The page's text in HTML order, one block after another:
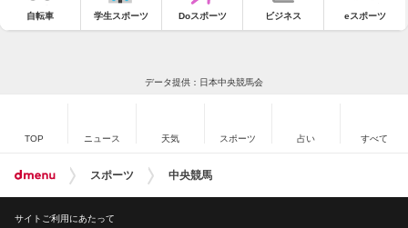
自転車 学生スポーツ Doスポーツ ビジネス eスポーツ
データ提供：日本中央競馬会
TOP ニュース 天気 スポーツ 占い すべて
スポーツ 中央競馬
サイトご利用にあたって